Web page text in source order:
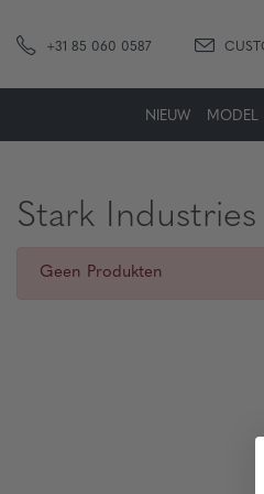
+31 85 060 0587
NIEUW MODEL
Stark Industries
Geen Produkten